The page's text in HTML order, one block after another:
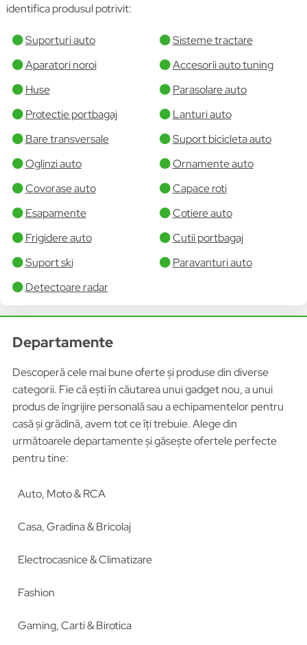
identifica produsul potrivit:
Suporturi auto
Sisteme tractare
Aparatori noroi
Accesorii auto tuning
Huse
Parasolare auto
Protectie portbagaj
Lanturi auto
Bare transversale
Suport bicicleta auto
Oglinzi auto
Ornamente auto
Covorase auto
Capace roti
Esapamente
Cotiere auto
Frigidere auto
Cutii portbagaj
Suport ski
Paravanturi auto
Detectoare radar
Departamente
Descoperă cele mai bune oferte și produse din diverse
categorii. Fie că ești în căutarea unui gadget nou, a unui
produs de îngrijire personală sau a echipamentelor pentru
casă și grădină, avem tot ce îți trebuie. Alege din
următoarele departamente și găsește ofertele perfecte
pentru tine:
Auto, Moto & RCA
Casa, Gradina & Bricolaj
Electrocasnice & Climatizare
Fashion
Gaming, Carti & Birotica